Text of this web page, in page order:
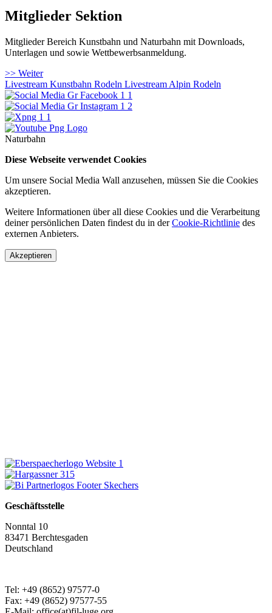
Mitglieder Sektion
Mitglieder Bereich Kunstbahn und Naturbahn mit Downloads,
Unterlagen und sowie Wettbewerbsanmeldung.
>> Weiter
Livestream Kunstbahn Rodeln Livestream Alpin Rodeln
Naturbahn
Diese Webseite verwendet Cookies
Um unsere Social Media Wall anzusehen, müssen Sie die Cookies
akzeptieren.
Weitere Informationen über all diese Cookies und die Verarbeitung
deiner persönlichen Daten findest du in derCookie-Richtlinie des
externen Anbieters.
Akzeptieren
Geschäftsstelle
Nonntal 10
83471 Berchtesgaden
Deutschland
Tel: +49 (8652) 97577-0
Fax: +49 (8652) 97577-55